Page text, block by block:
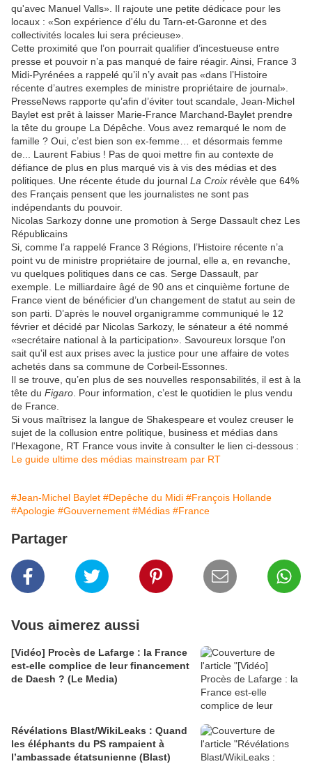
qu'avec Manuel Valls». Il rajoute une petite dédicace pour les
locaux : «Son expérience d'élu du Tarn-et-Garonne et des
collectivités locales lui sera précieuse».
Cette proximité que l’on pourrait qualifier d’incestueuse entre
presse et pouvoir n’a pas manqué de faire réagir. Ainsi, France 3
Midi-Pyrénées a rappelé qu’il n’y avait pas «dans l’Histoire
récente d’autres exemples de ministre propriétaire de journal».
PresseNews rapporte qu’afin d’éviter tout scandale, Jean-Michel
Baylet est prêt à laisser Marie-France Marchand-Baylet prendre
la tête du groupe La Dépêche. Vous avez remarqué le nom de
famille ? Oui, c’est bien son ex-femme… et désormais femme
de... Laurent Fabius ! Pas de quoi mettre fin au contexte de
défiance de plus en plus marqué vis à vis des médias et des
politiques. Une récente étude du journal La Croix révèle que 64%
des Français pensent que les journalistes ne sont pas
indépendants du pouvoir.
Nicolas Sarkozy donne une promotion à Serge Dassault chez Les
Républicains
Si, comme l’a rappelé France 3 Régions, l’Histoire récente n’a
point vu de ministre propriétaire de journal, elle a, en revanche,
vu quelques politiques dans ce cas. Serge Dassault, par
exemple. Le milliardaire âgé de 90 ans et cinquième fortune de
France vient de bénéficier d’un changement de statut au sein de
son parti. D’après le nouvel organigramme communiqué le 12
février et décidé par Nicolas Sarkozy, le sénateur a été nommé
«secrétaire national à la participation». Savoureux lorsque l'on
sait qu'il est aux prises avec la justice pour une affaire de votes
achetés dans sa commune de Corbeil-Essonnes.
Il se trouve, qu’en plus de ses nouvelles responsabilités, il est à la
tête du Figaro . Pour information, c’est le quotidien le plus vendu
de France.
Si vous maîtrisez la langue de Shakespeare et voulez creuser le
sujet de la collusion entre politique, business et médias dans
l'Hexagone, RT France vous invite à consulter le lien ci-dessous :
Le guide ultime des médias mainstream par RT
#Jean-Michel Baylet #Depêche du Midi #François Hollande
#Apologie #Gouvernement #Médias #France
Partager
Vous aimerez aussi
[Vidéo] Procès de Lafarge : la France
est-elle complice de leur financement
de Daesh ? (Le Media)
Révélations Blast/WikiLeaks : Quand
les éléphants du PS rampaient à
l’ambassade étatsunienne (Blast)